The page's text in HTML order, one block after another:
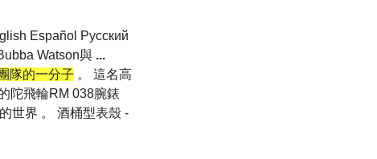
Español Pусский
Watson與 ...
隊的一分子 。 這名高
陀飛輪RM 038腕錶
世界 。 酒桶型表殼 -